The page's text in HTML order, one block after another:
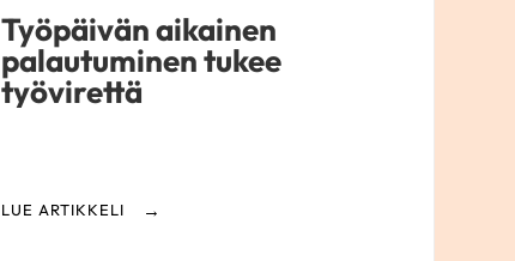
Työpäivän aikainen
palautuminen tukee
työvirettä
LUE ARTIKKELI